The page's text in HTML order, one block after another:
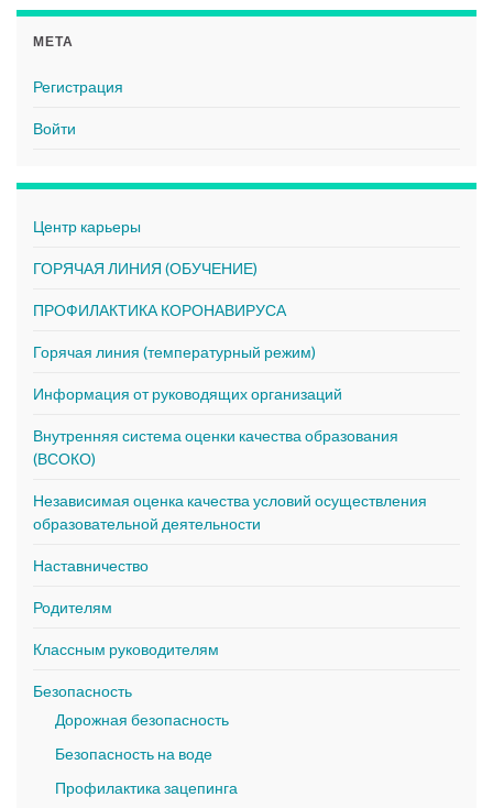
МЕТА
Регистрация
Войти
Центр карьеры
ГОРЯЧАЯ ЛИНИЯ (ОБУЧЕНИЕ)
ПРОФИЛАКТИКА КОРОНАВИРУСА
Горячая линия (температурный режим)
Информация от руководящих организаций
Внутренняя система оценки качества образования
(ВСОКО)
Независимая оценка качества условий осуществления
образовательной деятельности
Наставничество
Родителям
Классным руководителям
Безопасность
Дорожная безопасность
Безопасность на воде
Профилактика зацепинга